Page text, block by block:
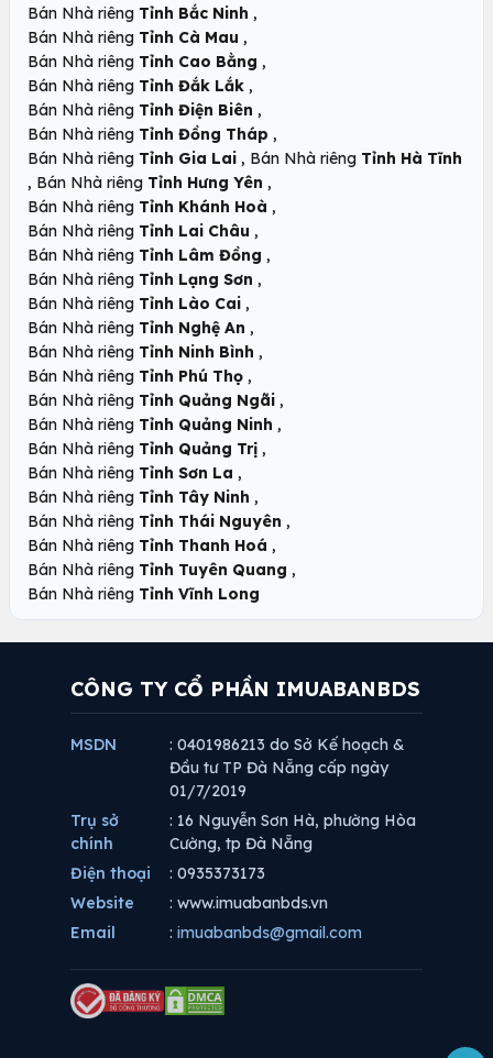
Bán Nhà riêng Tỉnh Bắc Ninh ,
Bán Nhà riêng Tỉnh Cà Mau ,
Bán Nhà riêng Tỉnh Cao Bằng ,
Bán Nhà riêng Tỉnh Đắk Lắk ,
Bán Nhà riêng Tỉnh Điện Biên ,
Bán Nhà riêng Tỉnh Đồng Tháp ,
Bán Nhà riêng Tỉnh Gia Lai , Bán Nhà riêng Tỉnh Hà Tĩnh
, Bán Nhà riêng Tỉnh Hưng Yên ,
Bán Nhà riêng Tỉnh Khánh Hoà ,
Bán Nhà riêng Tỉnh Lai Châu ,
Bán Nhà riêng Tỉnh Lâm Đồng ,
Bán Nhà riêng Tỉnh Lạng Sơn ,
Bán Nhà riêng Tỉnh Lào Cai ,
Bán Nhà riêng Tỉnh Nghệ An ,
Bán Nhà riêng Tỉnh Ninh Bình ,
Bán Nhà riêng Tỉnh Phú Thọ ,
Bán Nhà riêng Tỉnh Quảng Ngãi ,
Bán Nhà riêng Tỉnh Quảng Ninh ,
Bán Nhà riêng Tỉnh Quảng Trị ,
Bán Nhà riêng Tỉnh Sơn La ,
Bán Nhà riêng Tỉnh Tây Ninh ,
Bán Nhà riêng Tỉnh Thái Nguyên ,
Bán Nhà riêng Tỉnh Thanh Hoá ,
Bán Nhà riêng Tỉnh Tuyên Quang ,
Bán Nhà riêng Tỉnh Vĩnh Long
CÔNG TY CỔ PHẦN IMUABANBDS
MSDN
: 0401986213 do Sở Kế hoạch &
Đầu tư TP Đà Nẵng cấp ngày
01/7/2019
Trụ sở
chính
: 16 Nguyễn Sơn Hà, phường Hòa
Cường, tp Đà Nẵng
Điện thoại
: 0935373173
Website
: www.imuabanbds.vn
Email
: imuabanbds@gmail.com